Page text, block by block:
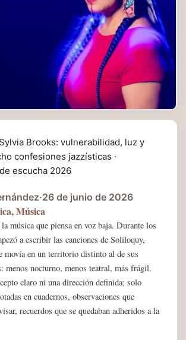
Brooks: vulnerabilidad, luz y
confesiones jazzísticas ·
escucha 2026
·26 de junio de 2026
,Música
música que piensa en voz baja. Durante los
a escribir las canciones de Soliloquy,
movía en un territorio distinto al de sus
menos nocturno, menos teatral, más frágil.
claro ni una dirección definida; solo
en cuadernos, observaciones que
recuerdos que se quedaban adheridos a la